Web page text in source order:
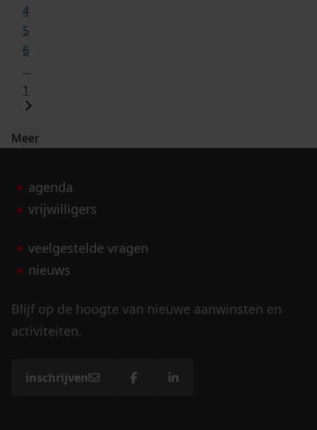
4
5
6
...
1
Meer
agenda
vrijwilligers
veelgestelde vragen
nieuws
Blijf op de hoogte van nieuwe aanwinsten en
activiteiten.
inschrijven